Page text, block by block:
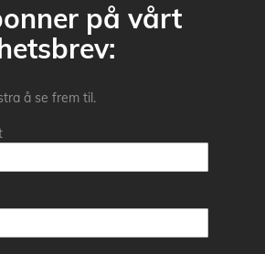
på vårt
å se frem til.